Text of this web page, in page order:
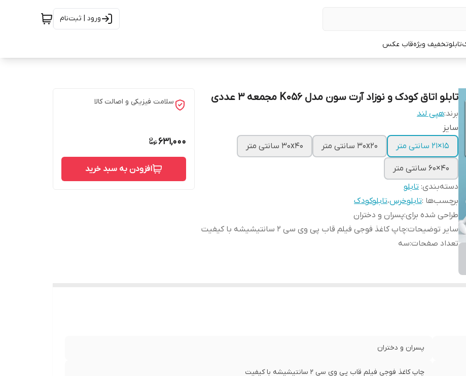
ورود | ثبت‌نام
تابلوتخفیف ویژهقاب عکس
تابلو اتاق کودک و نوزاد آرت سون مدل K056 مجمعه 3 عددی
برند:هپی لند
سایز
15×21 سانتی متر
30x20 سانتی متر 30x40 سانتی متر
40×60 سانتی متر
دسته‌بندی: تابلو
برچسب‌ها :تابلوخرس،تابلوکودک
طراحی شده برای:پسران و دختران
سایر توضیحات:چاپ کاغذ فوجی فیلم قاب پی وی سی 2 سانتیشیشه با کیفیت
تعداد صفحات:سه
سلامت فیزیکی و اصالت کالا
631,000
افزودن به سبد خرید
پسران و دختران
چاپ کاغذ فوجی فیلم قاب پی وی سی 2 سانتیشیشه با کیفیت